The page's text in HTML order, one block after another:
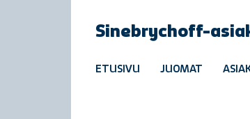
Sinebrychoff-
ETUSIVU JUOMAT